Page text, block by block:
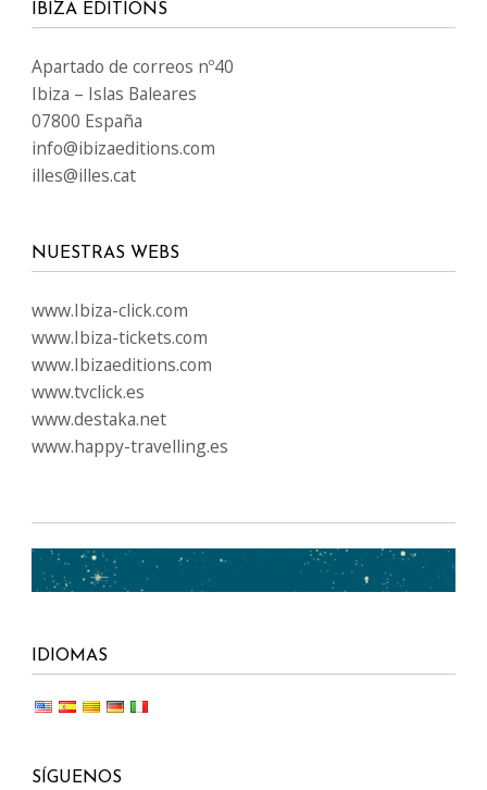
IBIZA EDITIONS
Apartado de correos nº40
Ibiza – Islas Baleares
07800 España
info@ibizaeditions.com
illes@illes.cat
NUESTRAS WEBS
www.Ibiza-click.com
www.Ibiza-tickets.com
www.Ibizaeditions.com
www.tvclick.es
www.destaka.net
www.happy-travelling.es
IDIOMAS
SÍGUENOS